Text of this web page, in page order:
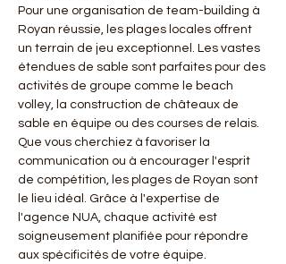
Pour une organisation de team-building à
Royan réussie, les plages locales offrent
un terrain de jeu exceptionnel. Les vastes
étendues de sable sont parfaites pour des
activités de groupe comme le beach
volley, la construction de châteaux de
sable en équipe ou des courses de relais.
Que vous cherchiez à favoriser la
communication ou à encourager l'esprit
de compétition, les plages de Royan sont
le lieu idéal. Grâce à l'expertise de
l'agence NUA, chaque activité est
soigneusement planifiée pour répondre
aux spécificités de votre équipe.